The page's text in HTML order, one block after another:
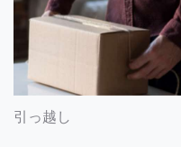
引っ越し